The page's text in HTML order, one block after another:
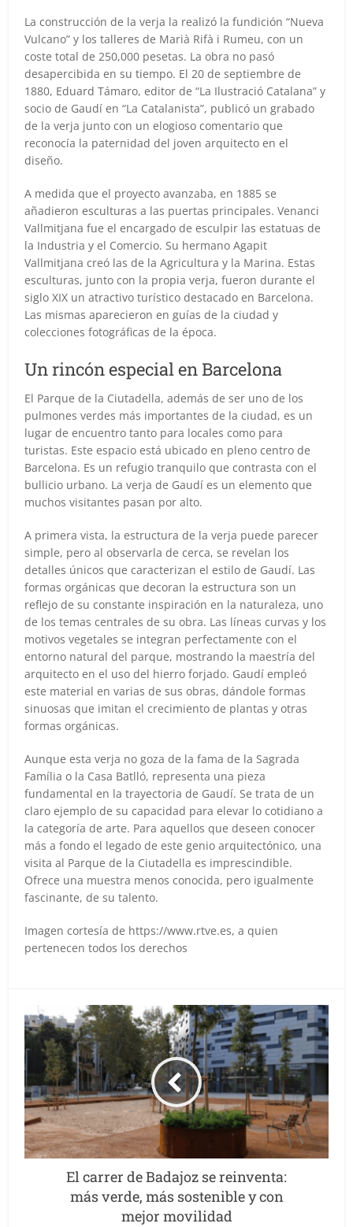
La construcción de la verja la realizó la fundición “Nueva
Vulcano” y los talleres de Marià Rifà i Rumeu, con un
coste total de 250,000 pesetas. La obra no pasó
desapercibida en su tiempo. El 20 de septiembre de
1880, Eduard Támaro, editor de “La Ilustració Catalana” y
socio de Gaudí en “La Catalanista”, publicó un grabado
de la verja junto con un elogioso comentario que
reconocía la paternidad del joven arquitecto en el
diseño.
A medida que el proyecto avanzaba, en 1885 se
añadieron esculturas a las puertas principales. Venanci
Vallmitjana fue el encargado de esculpir las estatuas de
la Industria y el Comercio. Su hermano Agapit
Vallmitjana creó las de la Agricultura y la Marina. Estas
esculturas, junto con la propia verja, fueron durante el
siglo XIX un atractivo turístico destacado en Barcelona.
Las mismas aparecieron en guías de la ciudad y
colecciones fotográficas de la época.
Un rincón especial en Barcelona
El Parque de la Ciutadella, además de ser uno de los
pulmones verdes más importantes de la ciudad, es un
lugar de encuentro tanto para locales como para
turistas. Este espacio está ubicado en pleno centro de
Barcelona. Es un refugio tranquilo que contrasta con el
bullicio urbano. La verja de Gaudí es un elemento que
muchos visitantes pasan por alto.
A primera vista, la estructura de la verja puede parecer
simple, pero al observarla de cerca, se revelan los
detalles únicos que caracterizan el estilo de Gaudí. Las
formas orgánicas que decoran la estructura son un
reflejo de su constante inspiración en la naturaleza, uno
de los temas centrales de su obra. Las líneas curvas y los
motivos vegetales se integran perfectamente con el
entorno natural del parque, mostrando la maestría del
arquitecto en el uso del hierro forjado. Gaudí empleó
este material en varias de sus obras, dándole formas
sinuosas que imitan el crecimiento de plantas y otras
formas orgánicas.
Aunque esta verja no goza de la fama de la Sagrada
Família o la Casa Batlló, representa una pieza
fundamental en la trayectoria de Gaudí. Se trata de un
claro ejemplo de su capacidad para elevar lo cotidiano a
la categoría de arte. Para aquellos que deseen conocer
más a fondo el legado de este genio arquitectónico, una
visita al Parque de la Ciutadella es imprescindible.
Ofrece una muestra menos conocida, pero igualmente
fascinante, de su talento.
Imagen cortesía de https://www.rtve.es, a quien
pertenecen todos los derechos
El carrer de Badajoz se reinventa:
más verde, más sostenible y con
mejor movilidad